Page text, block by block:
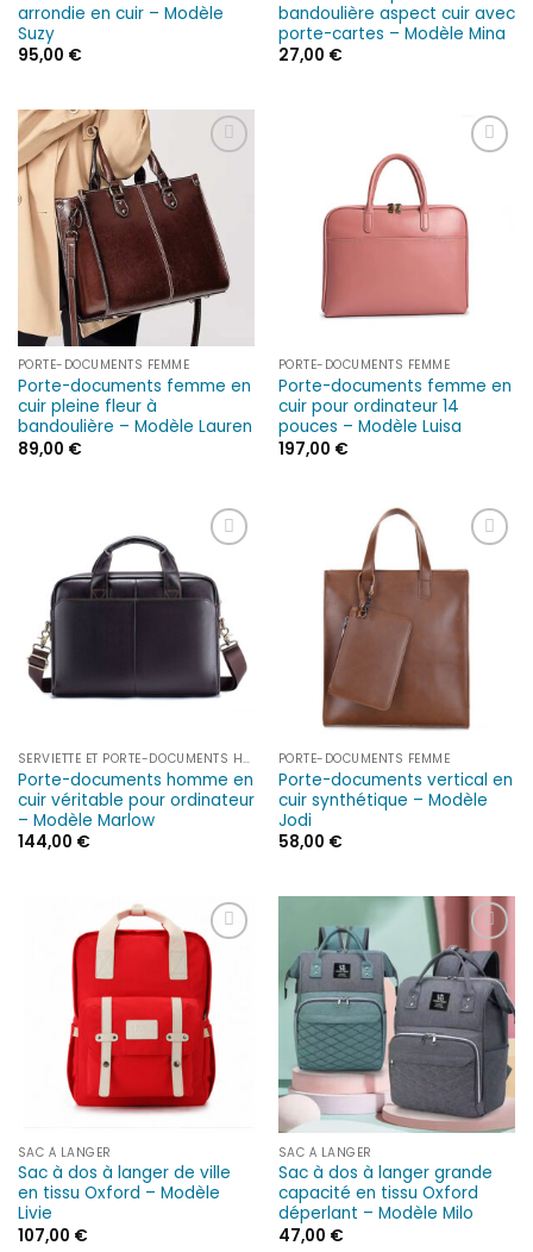
arrondie en cuir – Modèle
Suzy
95,00 €
bandoulière aspect cuir avec
porte-cartes – Modèle Mina
27,00 €
Ajouter
à la liste
d’envies
PORTE-DOCUMENTS FEMME
Porte-documents femme en
cuir pleine fleur à
bandoulière – Modèle Lauren
89,00 €
d’envies
PORTE-DOCUMENTS FEMME
Porte-documents femme en
cuir pour ordinateur 14
pouces – Modèle Luisa
197,00 €
à la liste
d’envies
SERVIETTE ET PORTE-DOCUMENTS HOMME
Porte-documents homme en
cuir véritable pour ordinateur
– Modèle Marlow
144,00 €
à la liste
d’envies
PORTE-DOCUMENTS FEMME
Porte-documents vertical en
cuir synthétique – Modèle
Jodi
58,00 €
Ajouter
à la liste
d’envies
SAC À LANGER
Sac à dos à langer de ville
en tissu Oxford – Modèle
Livie
107,00 €
Ajouter
à la liste
d’envies
SAC À LANGER
Sac à dos à langer grande
capacité en tissu Oxford
déperlant – Modèle Milo
47,00 €